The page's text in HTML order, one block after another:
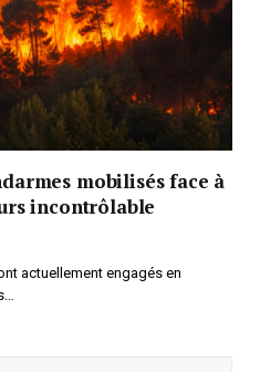
mobilisés face à
incontrôlable
actuellement engagés en